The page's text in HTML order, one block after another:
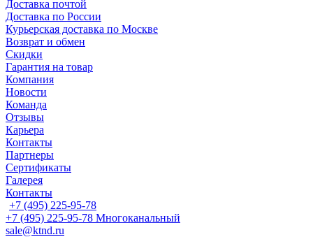
Доставка почтой
Доставка по России
Курьерская доставка по Москве
Возврат и обмен
Скидки
Гарантия на товар
Компания
Новости
Команда
Отзывы
Карьера
Контакты
Партнеры
Сертификаты
Галерея
Контакты
+7 (495) 225-95-78
+7 (495) 225-95-78 Многоканальный
sale@ktnd.ru